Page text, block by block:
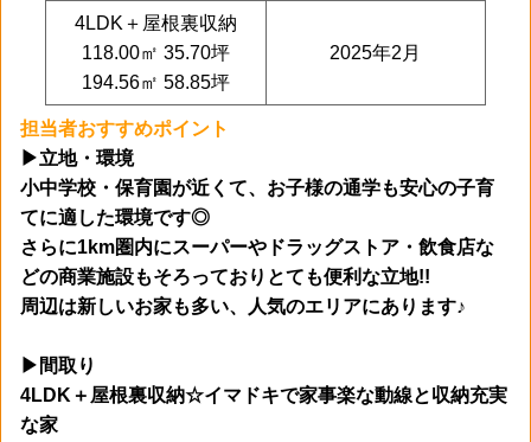
4LDK＋屋根裏収納
118.00㎡ 35.70坪
194.56㎡ 58.85坪
2025年2月
担当者おすすめポイント
▶立地・環境
小中学校・保育園が近くて、 お子様の通学も安心の子育
てに適した環境です◎
さらに1km圏内にスーパーやドラッグストア・飲食店な
どの商業施設もそろっておりとても便利な立地!!
周辺は新しいお家も多い、人気のエリアにあります♪
▶間取り
4LDK＋屋根裏収納☆イマドキで家事楽な動線と収納充実
な家